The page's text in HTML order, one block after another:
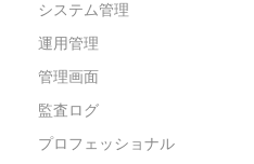
システム管理
運用管理
管理画面
監査ログ
プロフェッショナル